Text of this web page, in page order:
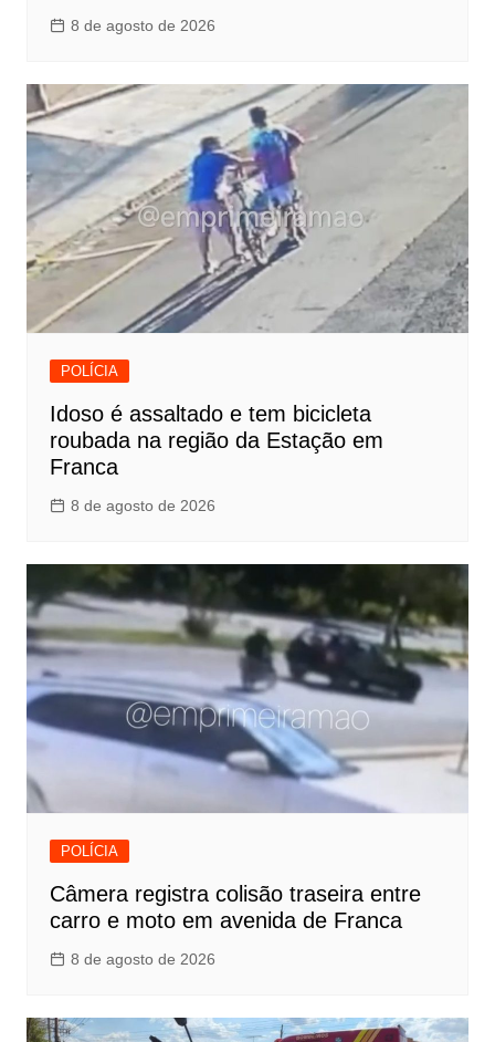
8 de agosto de 2026
POLÍCIA
Idoso é assaltado e tem bicicleta
roubada na região da Estação em
Franca
8 de agosto de 2026
POLÍCIA
Câmera registra colisão traseira entre
carro e moto em avenida de Franca
8 de agosto de 2026